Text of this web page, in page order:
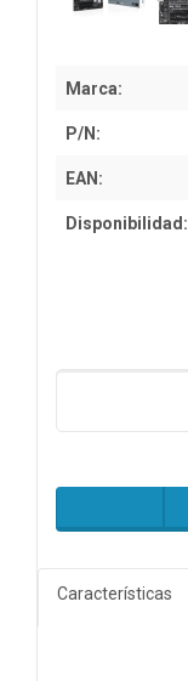
Marca:
P/N:
EAN:
Disponibilidad:
Características